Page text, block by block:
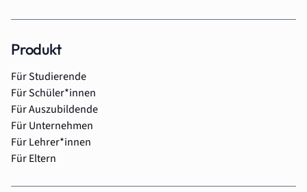
Produkt
Für Studierende
Für Schüler*innen
Für Auszubildende
Für Unternehmen
Für Lehrer*innen
Für Eltern